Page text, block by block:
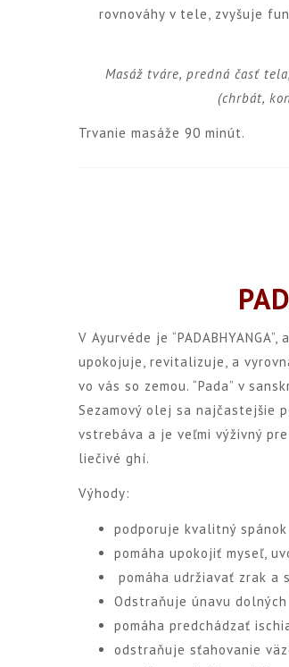
rovnováhy v tele, zvyšuje
Masáž tváre, predná časť
(chrbát,
Trvanie masáže 90 minút.
V Ayurvéde je
upokojuje, revitalizuje, a
vo vás so zemou. “Pada” v
Sezamový olej sa najčastejšie
vstrebáva a je veľmi výživný
liečivé ghí.
Výhody:
podporuje kvalitný
pomáha upokojiť myseľ,
pomáha udržiavať zrak a
Odstraňuje únavu
pomáha predchádzať
odstraňuje sťahovanie